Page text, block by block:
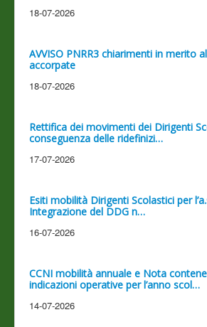
18-07-2026
AVVISO PNRR3 chiarimenti in merito
accorpate
18-07-2026
Rettifica dei movimenti dei Dirigenti
conseguenza delle ridefinizi…
17-07-2026
Esiti mobilità Dirigenti Scolastici per
Integrazione del DDG n…
16-07-2026
CCNI mobilità annuale e Nota
indicazioni operative per l’anno scol…
14-07-2026